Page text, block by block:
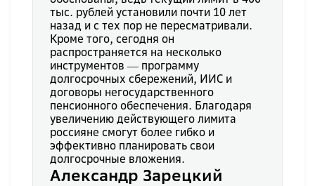
тыс. рублей установили почти 10 лет
назад и с тех пор не пересматривали.
Кроме того, сегодня он
распространяется на несколько
инструментов ― программу
долгосрочных сбережений, ИИС и
договоры негосударственного
пенсионного обеспечения. Благодаря
увеличению действующего лимита
россияне смогут более гибко и
эффективно планировать свои
долгосрочные вложения.
Александр Зарецкий